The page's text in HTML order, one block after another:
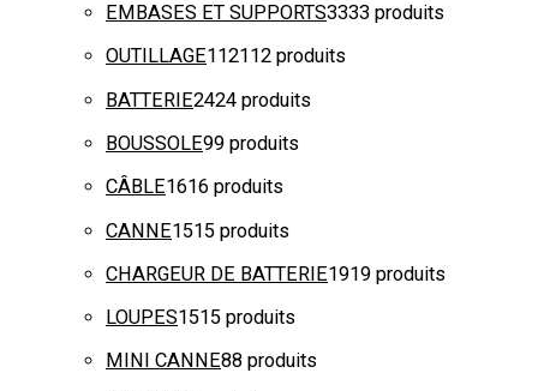
EMBASES ET SUPPORTS3333 produits
OUTILLAGE112112 produits
BATTERIE2424 produits
BOUSSOLE99 produits
CÂBLE1616 produits
CANNE1515 produits
CHARGEUR DE BATTERIE1919 produits
LOUPES1515 produits
MINI CANNE88 produits